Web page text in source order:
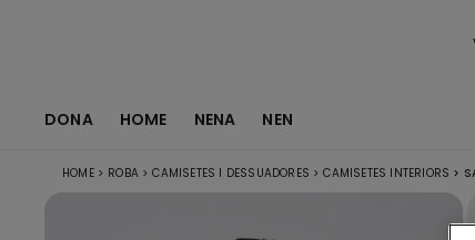
DONA HOME NENA NEN
HOME > ROBA > CAMISETES I DESSUADORES > CAMISETES INTERIORS >